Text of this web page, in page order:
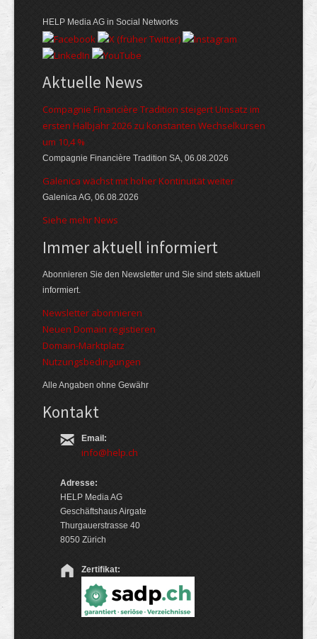
HELP Media AG in Social Networks
Aktuelle News
Compagnie Financière Tradition steigert Umsatz im
ersten Halbjahr 2026 zu konstanten Wechselkursen
um 10,4 %
Compagnie Financière Tradition SA, 06.08.2026
Galenica wächst mit hoher Kontinuität weiter
Galenica AG, 06.08.2026
Siehe mehr News
Immer aktuell informiert
Abonnieren Sie den Newsletter und Sie sind stets aktuell
informiert.
Newsletter abonnieren
Neuen Domain registieren
Domain-Marktplatz
Nutzungsbedingungen
Alle Angaben ohne Gewähr
Kontakt
Email:
info@help.ch
Adresse:
HELP Media AG
Geschäftshaus Airgate
Thurgauerstrasse 40
8050 Zürich
Zertifikat: